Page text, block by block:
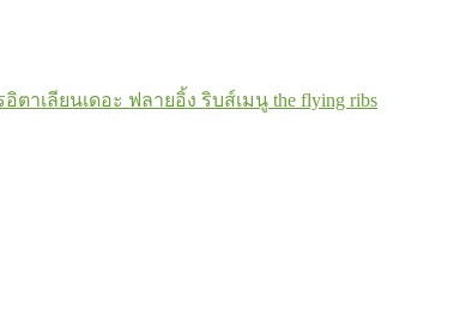
อิตาเลียนเดอะ ฟลายอิ้ง ริบส์เมนู the flying ribs